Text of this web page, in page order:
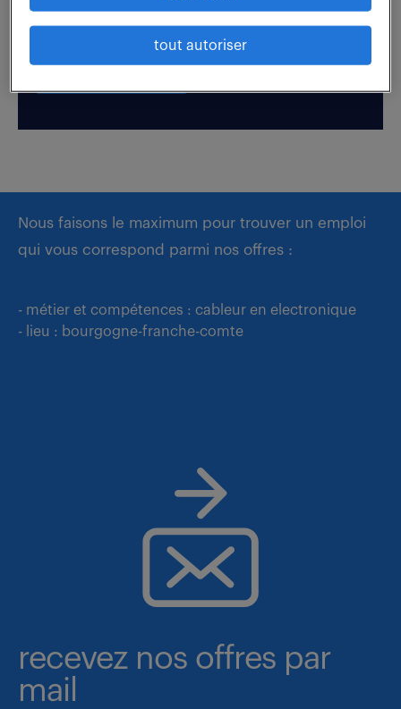
en postulant par candidature spontanée.
Nous faisons le maximum pour trouver un emploi
qui vous correspond parmi nos offres :
- métier et compétences : cableur en electronique
- lieu : bourgogne-franche-comte
recevez nos offres par
mail
tout autoriser